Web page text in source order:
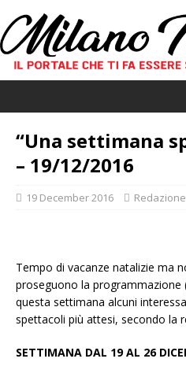
“Una settimana
– 19/12/2016
19 December 2016 Redazione
Tempo di vacanze natalizie ma
proseguono la programmazione
questa settimana alcuni
spettacoli più attesi, secondo la
SETTIMANA DAL 19 AL 26